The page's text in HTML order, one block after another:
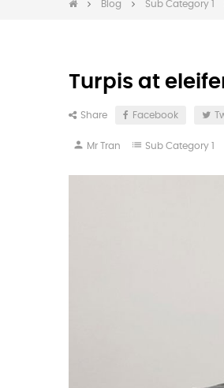
Blog Sub Category 1
Turpis at
Share Facebook
person Mr Tran list Sub Category 1